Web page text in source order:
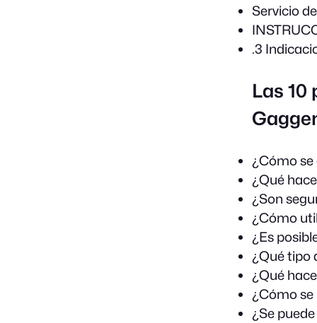
Servicio
.3
Las
¿Cómo
¿Qué
¿Son
¿Cómo
¿Es
¿Qué tipo
¿Qué
¿Cómo
¿Se